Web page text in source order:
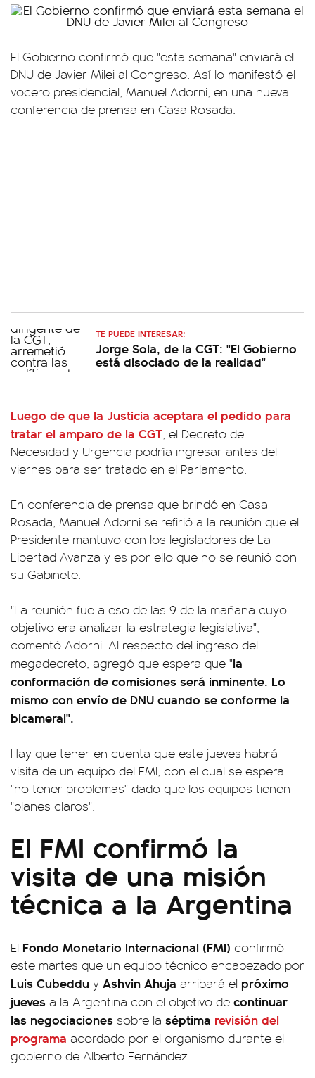
El Gobierno confirmó que "esta semana" enviará el
DNU de Javier Milei al Congreso. Así lo manifestó el
vocero presidencial, Manuel Adorni, en una nueva
conferencia de prensa en Casa Rosada.
TE PUEDE INTERESAR:
Jorge Sola, de la CGT: "El Gobierno
está disociado de la realidad"
Luego de que la Justicia aceptara el pedido para
tratar el amparo de la CGT, el Decreto de
Necesidad y Urgencia podría ingresar antes del
viernes para ser tratado en el Parlamento.
En conferencia de prensa que brindó en Casa
Rosada, Manuel Adorni se refirió a la reunión que el
Presidente mantuvo con los legisladores de La
Libertad Avanza y es por ello que no se reunió con
su Gabinete.
"La reunión fue a eso de las 9 de la mañana cuyo
objetivo era analizar la estrategia legislativa",
comentó Adorni. Al respecto del ingreso del
megadecreto, agregó que espera que "la
conformación de comisiones será inminente. Lo
mismo con envío de DNU cuando se conforme la
bicameral".
Hay que tener en cuenta que este jueves habrá
visita de un equipo del FMI, con el cual se espera
"no tener problemas" dado que los equipos tienen
"planes claros".
El FMI confirmó la
visita de una misión
técnica a la Argentina
El Fondo Monetario Internacional (FMI) confirmó
este martes que un equipo técnico encabezado por
Luis Cubeddu y Ashvin Ahuja arribará el próximo
jueves a la Argentina con el objetivo de continuar
las negociaciones sobre la séptima revisión del
programa acordado por el organismo durante el
gobierno de Alberto Fernández.